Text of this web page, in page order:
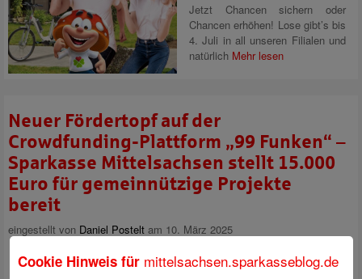
Jetzt Chancen sichern oder
Chancen erhöhen! Lose gibt’s bis
4. Juli in all unseren Filialen und
natürlich Mehr lesen
Neuer Fördertopf auf der
Crowdfunding-Plattform „99 Funken“ –
Sparkasse Mittelsachsen stellt 15.000
Euro für gemeinnützige Projekte
bereit
eingestellt von Daniel Postelt am 10. März 2025
Seit 2019 gibt es in
Cookie Hinweis für mittelsachsen.sparkasseblog.de